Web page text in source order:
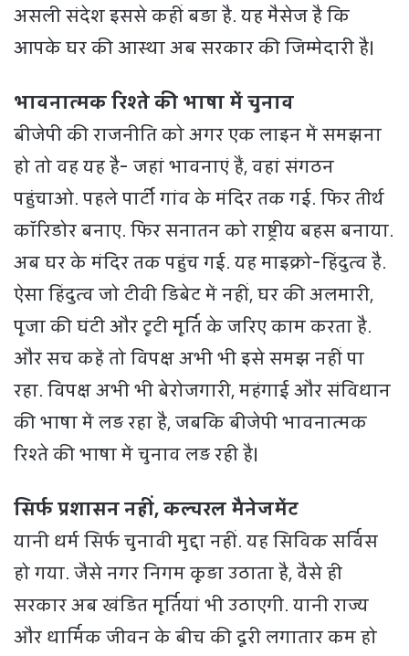
असली संदेश इससे कहीं बड़ा है. यह मैसेज है क‍ि
आपके घर की आस्था अब सरकार की जिम्मेदारी है।
भावनात्मक रिश्ते की भाषा में चुनाव
बीजेपी की राजनीति को अगर एक लाइन में समझना
हो तो वह यह है- जहां भावनाएं हैं, वहां संगठन
पहुंचाओ. पहले पार्टी गांव के मंदिर तक गई. फिर तीर्थ
कॉरिडोर बनाए. फिर सनातन को राष्ट्रीय बहस बनाया.
अब घर के मंदिर तक पहुंच गई. यह माइक्रो-हिंदुत्व है.
ऐसा हिंदुत्व जो टीवी डिबेट में नहीं, घर की अलमारी,
पूजा की घंटी और टूटी मूर्ति के जरिए काम करता है.
और सच कहें तो विपक्ष अभी भी इसे समझ नहीं पा
रहा. विपक्ष अभी भी बेरोजगारी, महंगाई और संविधान
की भाषा में लड़ रहा है, जबकि बीजेपी भावनात्मक
रिश्ते की भाषा में चुनाव लड़ रही है।
सिर्फ प्रशासन नहीं, कल्‍चरल मैनेजमेंट
यानी धर्म सिर्फ चुनावी मुद्दा नहीं. यह सिविक सर्विस
हो गया. जैसे नगर निगम कूड़ा उठाता है, वैसे ही
सरकार अब खंडित मूर्तियां भी उठाएगी. यानी राज्य
और धार्मिक जीवन के बीच की दूरी लगातार कम हो